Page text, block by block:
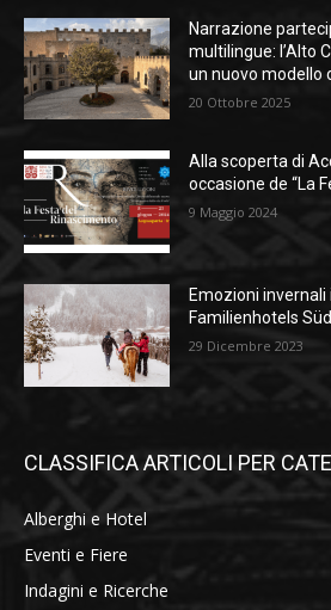
Narrazione
multilingue: l’Alto
un nuovo modello
20 Ottobre 2025
Alla scoperta di
occasione de “La
9 Maggio 2024
Emozioni invernali
Familienhotels
29 Dicembre 2023
CLASSIFICA ARTICOLI PER
Alberghi e Hotel
Eventi e Fiere
Indagini e Ricerche